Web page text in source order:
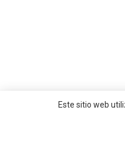
Este sitio web